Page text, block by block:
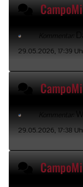
Kommentar:
29.05.2026, 17:39
Kommentar:
29.05.2026, 17:38